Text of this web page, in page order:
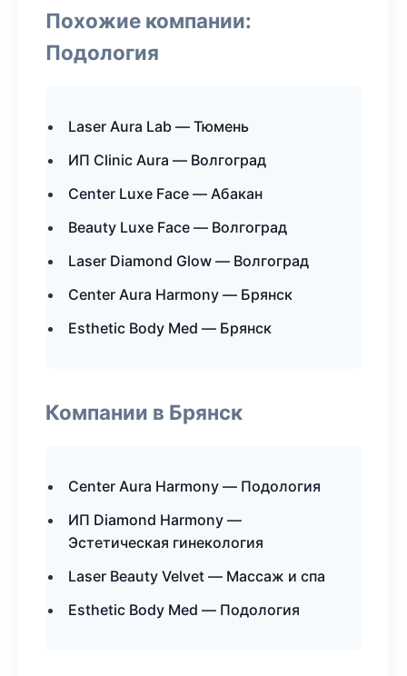
Похожие компании:
Подология
Laser Aura Lab — Тюмень
ИП Clinic Aura — Волгоград
Center Luxe Face — Абакан
Beauty Luxe Face — Волгоград
Laser Diamond Glow — Волгоград
Center Aura Harmony — Брянск
Esthetic Body Med — Брянск
Компании в Брянск
Center Aura Harmony — Подология
ИП Diamond Harmony —
Эстетическая гинекология
Laser Beauty Velvet — Массаж и спа
Esthetic Body Med — Подология